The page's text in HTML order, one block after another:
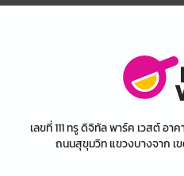
เลขที่ 111 ทรู ดิจิทัล พาร์ค เวสต์ อ
ถนนสุขุมวิท แขวงบางจาก เ